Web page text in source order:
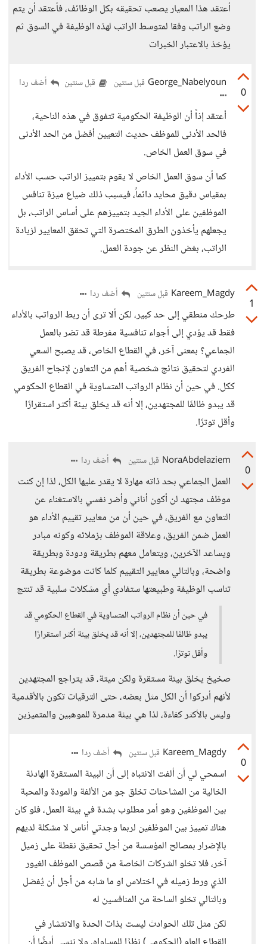
أعتقد هذا المعيار يصعب تحقيقه بكل الوظائف، فأعتقد أن يتم
وضع الراتب وفقا لمتوسط الراتب لهذه الوظيفة في السوق ثم
يؤخذ بالاعتبار الخبرات
0
George_Nabelyoun قبل سنتين قبل سنتين أضف ردا
أعتقد إذاً أن الوظيفة الحكومية تتفوق في هذه الناحية،
فالحد الأدنى للموظف حديث التعيين أفضل من الحد الأدنى
في سوق العمل الخاص.
كما أن سوق العمل الخاص لا يقوم بتمييز الراتب حسب الأداء
بمقياس دقيق محايد دائماً، فيسبب ذلك ضياع ميزة تنافس
الموظفين على الأداء الجيد بتمييزهم على أساس الراتب، بل
يجعلهم يأخذون الطرق المختصرة التي تحقق المعايير لزيادة
الراتب، بغض النظر عن جودة العمل.
1
Kareem_Magdy قبل سنتين أضف ردا
طرحك منطقي إلى حد كبير، لكن ألا ترى أن ربط الرواتب بالأداء
فقط قد يؤدي إلى أجواء تنافسية مفرطة قد تضر بالعمل
الجماعي؟ بمعنى آخر، في القطاع الخاص، قد يصبح السعي
الفردي لتحقيق نتائج شخصية أهم من التعاون لإنجاح الفريق
ككل. في حين أن نظام الرواتب المتساوية في القطاع الحكومي
قد يبدو ظالمًا للمجتهدين، إلا أنه قد يخلق بيئة أكثر استقرارًا
وأقل توترًا.
0
NoraAbdelaziem قبل سنتين أضف ردا
العمل الجماعي بحد ذاته مهارة لا يقدر عليها الكل، لذا إن كنت
موظف مجتهد لن أكون أناني وأضر نفسي بالاستغناء عن
التعاون مع الفريق، في حين أن من معايير تقييم الأداء هو
العمل ضمن الفريق، وعلاقة الموظف بزملائه وكونه مبادر
ويساعد الآخرين، ويتعامل معهم بطريقة ودودة وبطريقة
واضحة، وبالتالي معايير التقييم كلما كانت موضوعة بطريقة
تناسب الوظيفة وطبيعتها ستفادي أي مشكلات سلبية قد تنتج
في حين أن نظام الرواتب المتساوية في القطاع الحكومي قد
يبدو ظالمًا للمجتهدين، إلا أنه قد يخلق بيئة أكثر استقرارًا
وأقل توترًا.
صخيخ يخلق بيئة مستقرة ولكن ميتة، قد يتراجع المجتهدين
لأنهم أدركوا أن الكل مثل بعضه، حتى الترقيات تكون بالأقدمية
وليس بالأكثر كفاءة، لذا هي بيئة مدمرة للموهبين والمتميزين
0
Kareem_Magdy قبل سنتين أضف ردا
اسمحي لي أن ألفت الانتباه إلى أن البيئة المستقرة الهادئة
الخالية من المشاحنات تخلق جو من الألفة والمودة والمحبة
بين الموظفين وهو أمر مطلوب بشدة في بيئة العمل، فلو كان
هناك تمييز بين الموظفين لربما وجدتي أناس لا مشكلة لديهم
بالإضرار بمصالح المؤسسة من أجل تحقيق نقطة على زميل
آخر، فلا تخلو الشركات الخاصة من قصص الموظف الغيور
الذي ورط زميله في اختلاس او ما شابه من أجل أن يُفصَل
وبالتالي تخلو الساحة من المنافسين له
لكن مثل تلك الحوادث ليست بذات الحدة والانتشار في